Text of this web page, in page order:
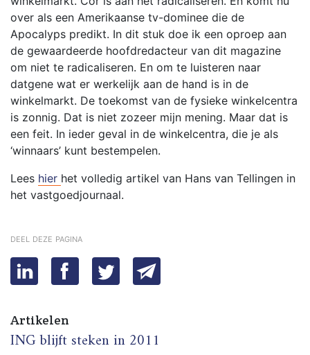
over als een Amerikaanse tv-dominee die de
Apocalyps predikt. In dit stuk doe ik een oproep aan
de gewaardeerde hoofdredacteur van dit magazine
om niet te radicaliseren. En om te luisteren naar
datgene wat er werkelijk aan de hand is in de
winkelmarkt. De toekomst van de fysieke winkelcentra
is zonnig. Dat is niet zozeer mijn mening. Maar dat is
een feit. In ieder geval in de winkelcentra, die je als
‘winnaars’ kunt bestempelen.
Lees hier het volledig artikel van Hans van Tellingen in
het vastgoedjournaal.
deel deze pagina
Artikelen
ING blijft steken in 2011